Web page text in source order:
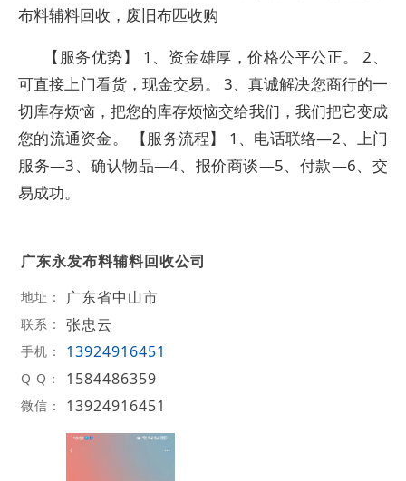
布料辅料回收，废旧布匹收购
【服务优势】 1、资金雄厚，价格公平公正。 2、
可直接上门看货，现金交易。 3、真诚解决您商行的一
切库存烦恼，把您的库存烦恼交给我们，我们把它变成
您的流通资金。 【服务流程】 1、电话联络—2、上门
服务—3、确认物品—4、报价商谈—5、付款—6、交
易成功。
广东永发布料辅料回收公司
地址： 广东省中山市
联系： 张忠云
手机： 13924916451
Q Q： 1584486359
微信： 13924916451